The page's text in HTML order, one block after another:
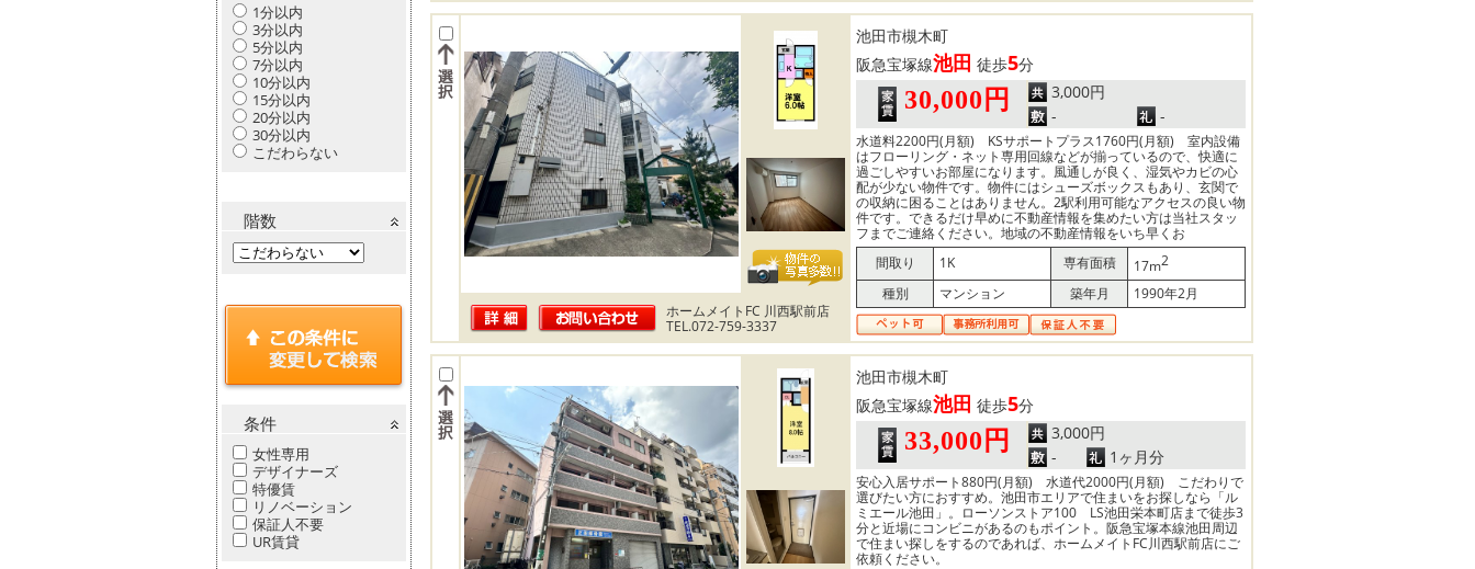
1分以内
3分以内
5分以内
7分以内
10分以内
15分以内
20分以内
30分以内
こだわらない
階数
条件
女性専用
デザイナーズ
特優賃
リノベーション
保証人不要
UR賃貸
池田市槻木町
阪急宝塚線池田 徒歩5分
30,000円
3,000円
-
-
水道料2200円(月額) KSサポートプラス1760円(月額) 室内設備
はフローリング・ネット専用回線などが揃っているので、快適に
過ごしやすいお部屋になります。風通しが良く、湿気やカビの心
配が少ない物件です。物件にはシューズボックスもあり、玄関で
の収納に困ることはありません。2駅利用可能なアクセスの良い物
件です。できるだけ早めに不動産情報を集めたい方は当社スタッ
フまでご連絡ください。地域の不動産情報をいち早くお
間取り
1K 専有面積 17m2
種別
マンション 築年月
1990年2月
ホームメイトFC 川西駅前店
TEL.072-759-3337
池田市槻木町
阪急宝塚線池田 徒歩5分
33,000円
3,000円
-
1ヶ月分
安心入居サポート880円(月額) 水道代2000円(月額) こだわりで
選びたい方におすすめ。池田市エリアで住まいをお探しなら「ル
ミエール池田」。ローソンストア100 LS池田栄本町店まで徒歩3
分と近場にコンビニがあるのもポイント。阪急宝塚本線池田周辺
で住まい探しをするのであれば、ホームメイトFC川西駅前店にご
依頼ください。